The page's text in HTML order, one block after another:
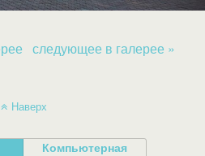
следующее в галерее »
Наверх
Компьютерная